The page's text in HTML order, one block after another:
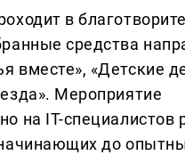
в
средства
вместе», «Детские
Мероприятие
на IT-специалистов
до